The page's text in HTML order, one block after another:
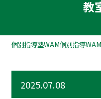
教
個別指導塾WAM個別指導
2025.07.08